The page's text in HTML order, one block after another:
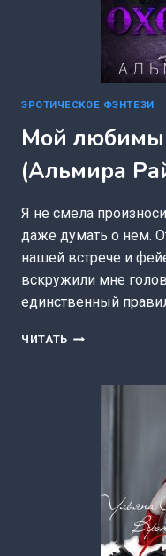
ЭРОТИЧЕСКОЕ ФЭНТЕЗИ
Мой
(Альмира
Я не смела
даже думать о нем.
нашей встрече и
вскружили мне
единственный
ЧИТАТЬ МОЙ
(АЛЬМИРА